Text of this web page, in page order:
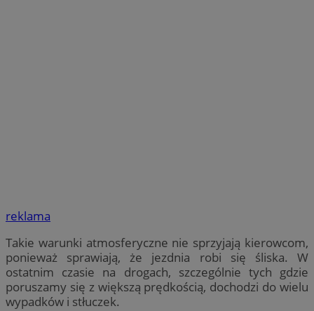
reklama
Takie warunki atmosferyczne nie sprzyjają kierowcom,
ponieważ sprawiają, że jezdnia robi się śliska. W
ostatnim czasie na drogach, szczególnie tych gdzie
poruszamy się z większą prędkością, dochodzi do wielu
wypadków i stłuczek.